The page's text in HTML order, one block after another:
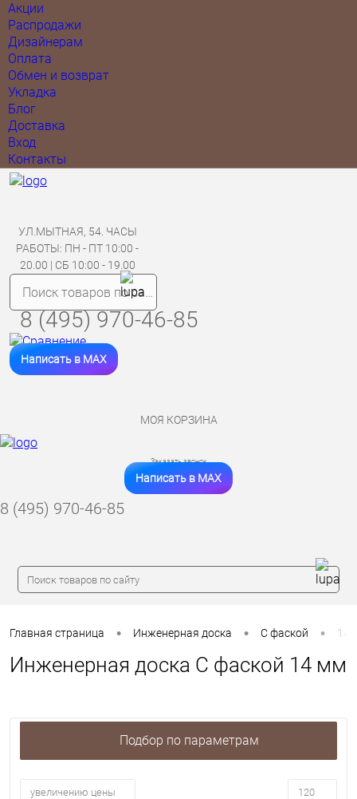
Акции
Распродажи
Дизайнерам
Оплата
Обмен и возврат
Укладка
Блог
Доставка
Вход
Контакты
УЛ.МЫТНАЯ, 54. ЧАСЫ
РАБОТЫ: ПН - ПТ 10:00 -
20.00 | СБ 10:00 - 19.00
8 (495) 970-46-85
Написать в MAX
МОЯ КОРЗИНА
Заказать звонок
Написать в MAX
8 (495) 970-46-85
Главная страница • Инженерная доска • С фаской • 14
Инженерная доска С фаской 14 мм
Подбор по параметрам
увеличению цены 120